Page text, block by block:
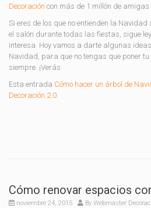
Decoración con más de 1 millón de amigas
Si eres de los que no entienden la
el salón durante todas las fiestas, sigue
interesa. Hoy vamos a darte algunas
Navidad, para que no tengas que poner
siempre. ¡Verás
Esta entrada Cómo hacer un árbol de
Decoración 2.0.
Cómo renovar espacios
noviembre 24, 2015 By Webmaster